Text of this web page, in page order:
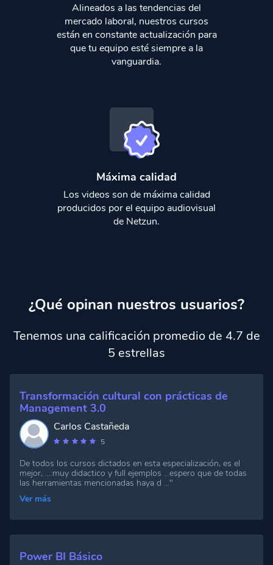
Alineados a las tendencias del
mercado laboral, nuestros cursos
están en constante actualización para
que tu equipo esté siempre a la
vanguardia.
Máxima calidad
Los videos son de máxima calidad
producidos por el equipo audiovisual
de Netzun.
¿Qué opinan nuestros usuarios?
Tenemos una calificación promedio de 4.7 de
5 estrellas
Transformación cultural con prácticas de
Management 3.0
Carlos Castañeda
5
De todos los cursos dictados en esta especialización, es el
mejor, ....muy didactico y full ejemplos ...espero que de todas
las herramientas mencionadas haya d ..."
Ver más
Power BI Básico